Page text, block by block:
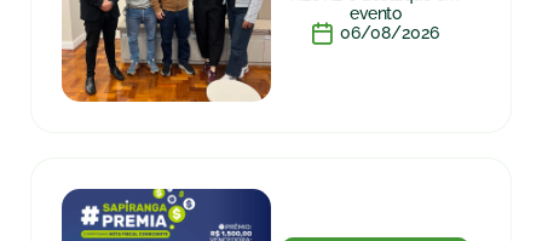
evento
06/08/2026